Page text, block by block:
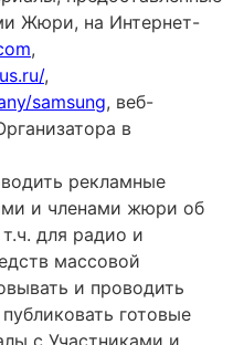
Жюри, на Интернет-
,
,
samsung, веб-
в
рекламные
и членами жюри об
для радио и
массовой
и проводить
готовые
с Участниками и